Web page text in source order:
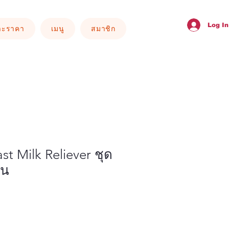
ราคา เมนู สมาชิก Log In
Milk Reliever ชุด